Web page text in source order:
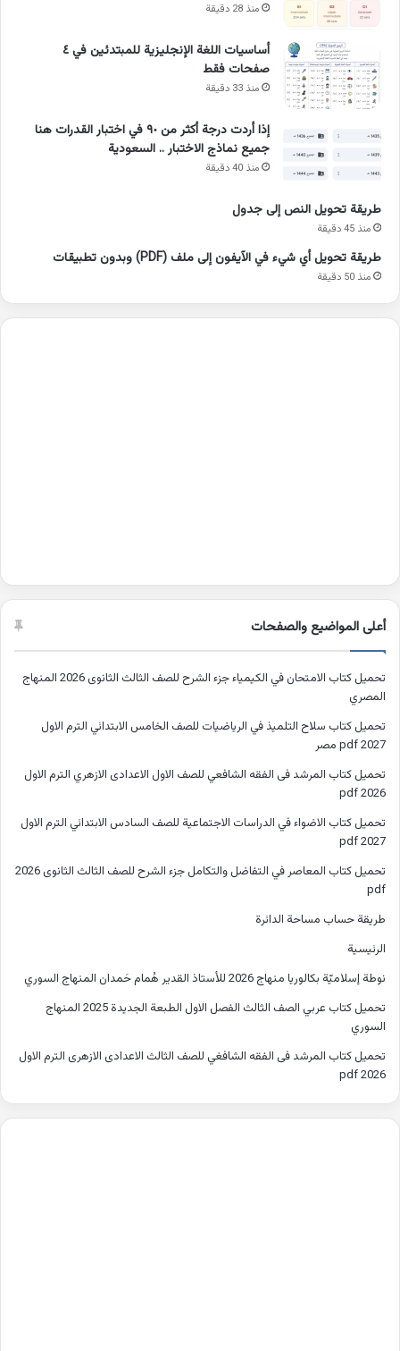
منذ 28 دقيقة
أساسيات اللغة الإنجليزية للمبتدئين في ٤
صفحات فقط
منذ 33 دقيقة
إذا أردت درجة أكثر من ٩٠ في اختبار القدرات هنا
جميع نماذج الاختبار .. السعودية
منذ 40 دقيقة
طريقة تحويل النص إلى جدول
منذ 45 دقيقة
طريقة تحويل أي شيء في الآيفون إلى ملف (PDF) وبدون تطبيقات
منذ 50 دقيقة
أعلى المواضيع والصفحات
تحميل كتاب الامتحان في الكيمياء جزء الشرح للصف الثالث الثانوى 2026 المنهاج
المصري
تحميل كتاب سلاح التلميذ في الرياضيات للصف الخامس الابتدائي الترم الاول
2027 pdf مصر
تحميل كتاب المرشد فى الفقه الشافعي للصف الاول الاعدادى الازهري الترم الاول
2026 pdf
تحميل كتاب الاضواء في الدراسات الاجتماعية للصف السادس الابتدائي الترم الاول
2027 pdf
تحميل كتاب المعاصر في التفاضل والتكامل جزء الشرح للصف الثالث الثانوى 2026
pdf
طريقة حساب مساحة الدائرة
الرئيسية
نوطة إسلاميّة بكالوريا منهاج 2026 للأستاذ القدير هُمام حَمدان المنهاج السوري
تحميل كتاب عربي الصف الثالث الفصل الاول الطبعة الجديدة 2025 المنهاج
السوري
تحميل كتاب المرشد فى الفقه الشافغي للصف الثالث الاعدادى الازهرى الترم الاول
2026 pdf